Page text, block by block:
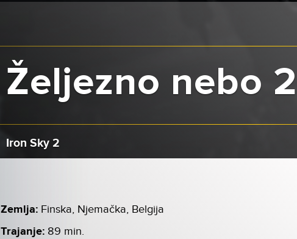
Željezno nebo 2
Iron Sky 2
Zemlja: Finska, Njemačka, Belgija
Trajanje: 89 min.